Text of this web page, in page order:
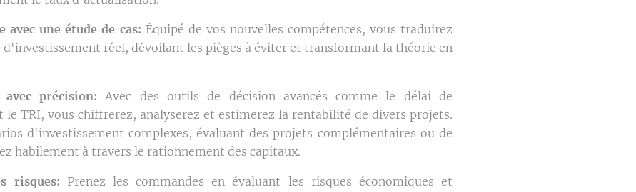
avec une étude de cas: Équipé de vos nouvelles compétences, vous traduirez
réel, dévoilant les pièges à éviter et transformant la théorie en
précision: Avec des outils de décision avancés comme le délai de
le TRI, vous chiffrerez, analyserez et estimerez la rentabilité de divers projets.
d'investissement complexes, évaluant des projets complémentaires ou de
habilement à travers le rationnement des capitaux.
risques: Prenez les commandes en évaluant les risques économiques et